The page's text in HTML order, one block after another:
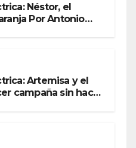
Néstor, el
Por Antonio
Artemisa y el
campaña sin hacer